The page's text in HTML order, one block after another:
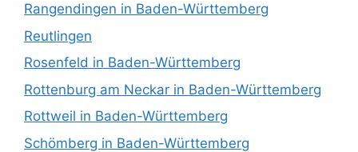
Rangendingen in Baden-Württemberg
Reutlingen
Rosenfeld in Baden-Württemberg
Rottenburg am Neckar in Baden-Württemberg
Rottweil in Baden-Württemberg
Schömberg in Baden-Württemberg